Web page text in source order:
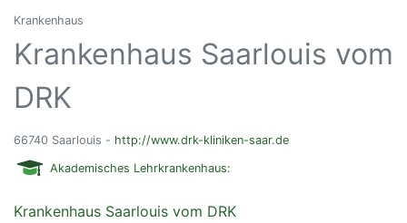
Krankenhaus
Krankenhaus Saarlouis vom
DRK
66740 Saarlouis - http://www.drk-kliniken-saar.de
Akademisches Lehrkrankenhaus:
Krankenhaus Saarlouis vom DRK